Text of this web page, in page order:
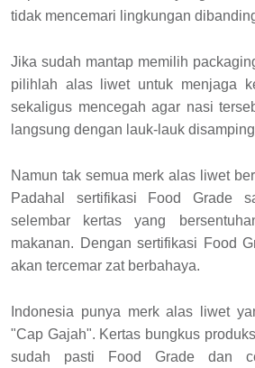
tidak mencemari lingkungan
Jika sudah mantap memilih
pilihlah alas liwet untuk menjaga
sekaligus mencegah agar nasi
langsung dengan lauk-lauk
Namun tak semua merk alas liwet
Padahal sertifikasi Food Grade
selembar kertas yang
makanan. Dengan sertifikasi Food
akan tercemar zat berbahaya.
Indonesia punya merk alas liwet
"Cap Gajah". Kertas bungkus
sudah pasti Food Grade dan